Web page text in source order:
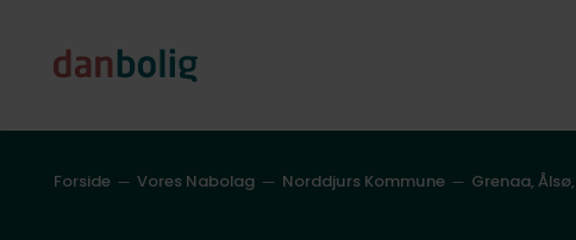
Forside Vores Nabolag Norddjurs Kommune Grenaa,